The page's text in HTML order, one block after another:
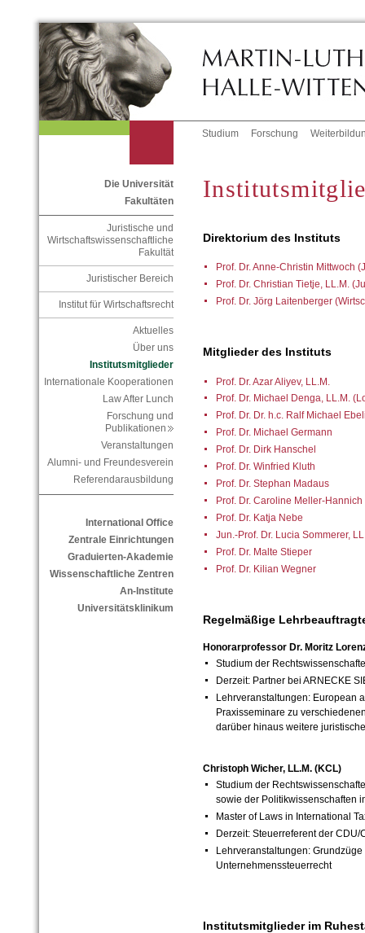
Studium Forschung
Die Universität
Fakultäten
Juristische und
Wirtschaftswissenschaftliche
Fakultät
Juristischer Bereich
Institut für Wirtschaftsrecht
Aktuelles
Über uns
Institutsmitglieder
Internationale Kooperationen
Law After Lunch
Forschung und
Publikationen
Veranstaltungen
Alumni- und Freundesverein
Referendarausbildung
International Office
Zentrale Einrichtungen
Graduierten-Akademie
Wissenschaftliche Zentren
An-Institute
Universitätsklinikum
Direktorium des Instituts
Prof. Dr. Anne-Christin Mittwoch
Prof. Dr. Christian Tietje, LL.M.
Prof. Dr. Jörg Laitenberger
Mitglieder des Instituts
Prof. Dr. Azar Aliyev, LL.M.
Prof. Dr. Michael Denga, LL.M.
Prof. Dr. Dr. h.c. Ralf Michael
Prof. Dr. Michael Germann
Prof. Dr. Dirk Hanschel
Prof. Dr. Winfried Kluth
Prof. Dr. Stephan Madaus
Prof. Dr. Caroline Meller-Hannich
Prof. Dr. Katja Nebe
Jun.-Prof. Dr. Lucia Sommerer,
Prof. Dr. Malte Stieper
Prof. Dr. Kilian Wegner
Regelmäßige
Honorarprofessor Dr. Moritz
Studium der
Derzeit: Partner bei ARNECKE
Lehrveranstaltungen: European
Praxisseminare zu
darüber hinaus weitere
Christoph Wicher, LL.M. (KCL)
Studium der
sowie der Politikwissenschaften
Master of Laws in International
Derzeit: Steuerreferent der
Lehrveranstaltungen:
Unternehmenssteuerrecht
Institutsmitglieder im